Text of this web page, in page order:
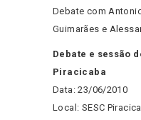
Debate com
Guimarães e
Debate e sessão
Piracicaba
Data: 23/06/2010
Local: SESC